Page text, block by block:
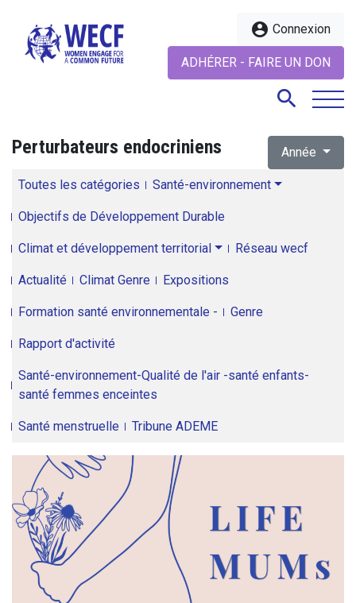
account_circle Connexion
ADHÉRER - FAIRE UN DON
search
Perturbateurs endocriniens Année
Toutes les catégories Santé-environnement
Objectifs de Développement Durable
Climat et développement territorial Réseau wecf
Actualité Climat Genre Expositions
Formation santé environnementale - Genre
Rapport d'activité
Santé-environnement-Qualité de l'air -santé enfants-
santé femmes enceintes
Santé menstruelle Tribune ADEME